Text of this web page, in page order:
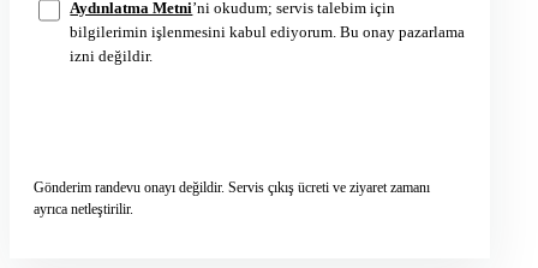
Aydınlatma Metni’ni okudum; servis talebim için
bilgilerimin işlenmesini kabul ediyorum. Bu onay pazarlama
izni değildir.
Gönderim randevu onayı değildir. Servis çıkış ücreti ve ziyaret zamanı
ayrıca netleştirilir.